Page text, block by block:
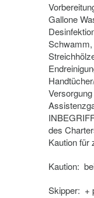
Gallone
Schwamm,
des
Kaution für
Kaution:
Skipper: +